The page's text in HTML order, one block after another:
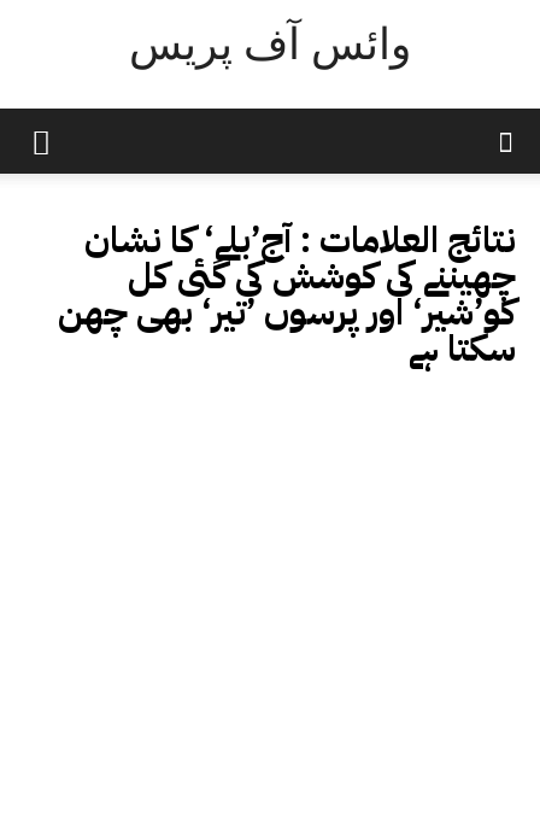
وائس آف پریس
نتائج العلامات :آج’بلے‘ کا نشان
چھیننے کی کوشش کی گئی کل
کو’شیر‘ اور پرسوں ’تیر‘ بھی چھن
سکتا ہے